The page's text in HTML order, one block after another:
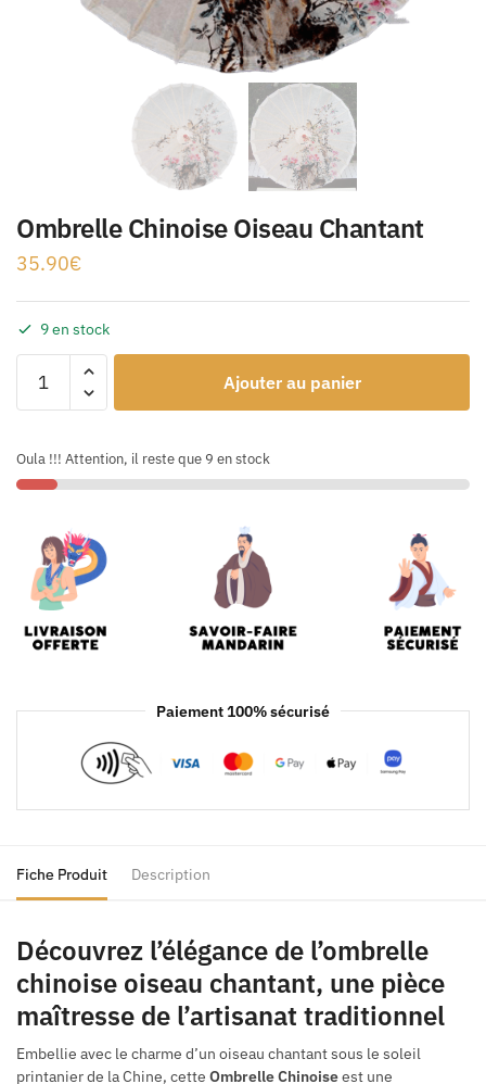
Ombrelle Chinoise Oiseau Chantant
35.90€
9 en stock
Ajouter au panier
Oula !!! Attention, il reste que 9 en stock
Paiement 100% sécurisé
Fiche Produit Description
Découvrez l’élégance de l’ombrelle
chinoise oiseau chantant, une pièce
maîtresse de l’artisanat traditionnel
Embellie avec le charme d’un oiseau chantant sous le soleil
printanier de la Chine, cette Ombrelle Chinoiseest une